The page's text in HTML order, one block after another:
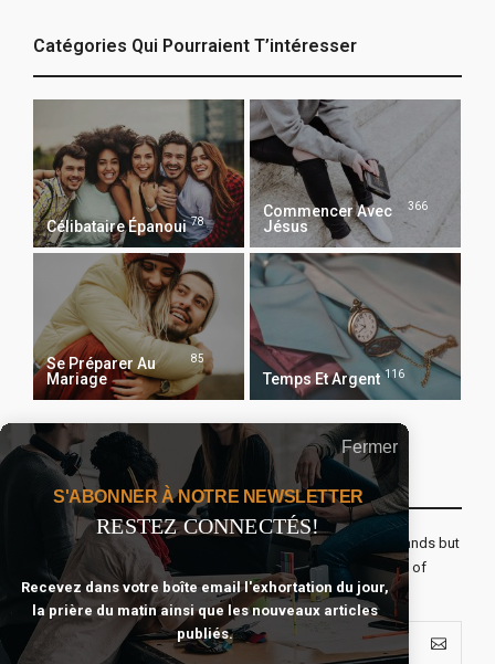
Catégories Qui Pourraient T’intéresser
Célibataire Épanoui 78
Commencer Avec
Jésus
366
Se Préparer Au
Mariage
85
Temps Et Argent 116
Recevoir Notre Newsletter Chaque Matin
The real voyage of discovery consists not in seeking new lands but
seeing with new eyes. All journeys have secret destinations of
which the traveler is unaware.
Fermer
S'ABONNER À NOTRE NEWSLETTER
RESTEZ CONNECTÉS!
Recevez dans votre boîte email l'exhortation du jour,
la prière du matin ainsi que les nouveaux articles
publiés.